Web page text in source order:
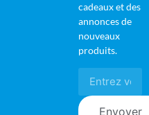
cadeaux et des
annonces de
nouveaux
produits.
Envoyer